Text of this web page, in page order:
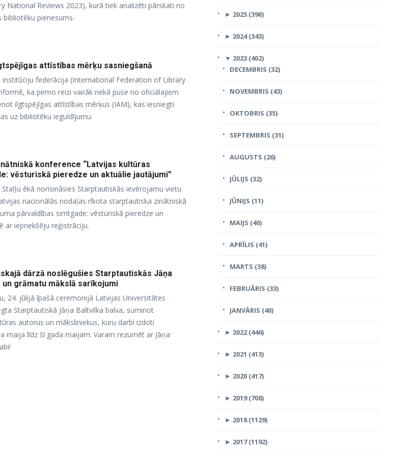
National Reviews 2023), kurā tiek analizēti pārskati no
pienesums.
attīstības mērķu sasniegšanā
federācija (International Federation of Library
ka pirmo reizi vairāk nekā puse no oficiālajiem
ilgtspējīgas attīstības mērķus (IAM), kas iesniegti
uz bibliotēku ieguldījumu.
konference “Latvijas kultūras
vēsturiskā pieredze un aktuālie jautājumi”
ēkā norisināsies Starptautiskās ievērojamu vietu
nacionālās nodaļas rīkota starptautiska zinātniskā
pārvaldības simtgade: vēsturiskā pieredze un
ar iepriekšēju reģistrāciju.
dārzā noslēgušies Starptautiskās Jāņa
grāmatu mākslā sarīkojumi
24. jūlijā īpašā ceremonijā Latvijas Universitātes
Starptautiskā Jāņa Baltvilka balva, suminot
autorus un māksliniekus, kuru darbi izdoti
maija līdz šī gada maijam. Varam rezumēt ar Jāņa
► 2025 (390)
► 2024 (343)
▼ 2023 (402)
DECEMBRIS (32)
NOVEMBRIS (43)
OKTOBRIS (35)
SEPTEMBRIS (31)
AUGUSTS (26)
JŪLIJS (32)
JŪNIJS (11)
MAIJS (40)
APRĪLIS (41)
MARTS (38)
FEBRUĀRIS (33)
JANVĀRIS (40)
► 2022 (446)
► 2021 (413)
► 2020 (417)
► 2019 (708)
► 2018 (1129)
► 2017 (1192)